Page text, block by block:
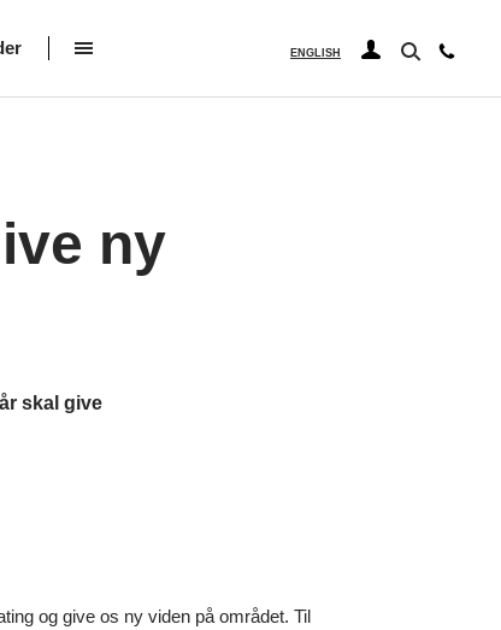
ENGLISH
ny
skal give
og give os ny viden på området. Til